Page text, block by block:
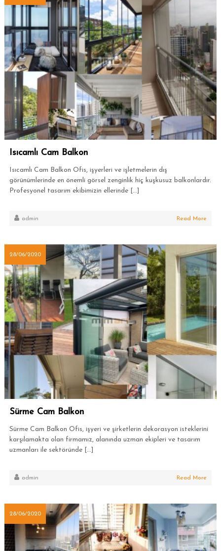
Isıcamlı Cam Balkon
Isıcamlı Cam Balkon Ofis, işyerleri ve işletmelerin dış
görünümlerinde en önemli görsel zenginlik hiç kuşkusuz balkonlardır.
Profesyonel tasarım ekibimizin ellerinde […]
admin Read More
28/06/2020
Sürme Cam Balkon
Sürme Cam Balkon Ofis, işyeri ve şirketlerin dekorasyon isteklerini
karşılamakta olan firmamız, alanında uzman ekipleri ve tasarım
uzmanları ile sektöründe […]
admin Read More
28/06/2020